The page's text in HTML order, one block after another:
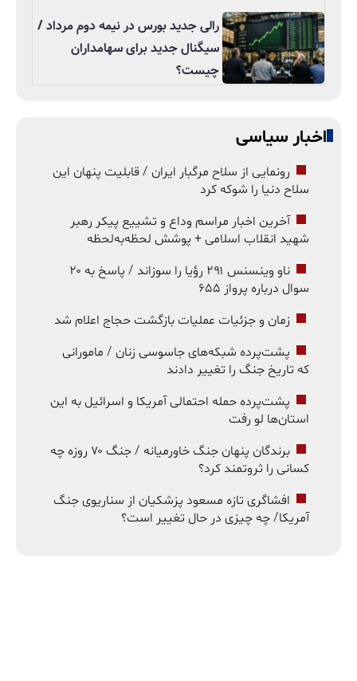
رالی جدید بورس در نیمه دوم مرداد /
سیگنال جدید برای سهامداران
چیست؟
اخبار سیاسی
رونمایی از سلاح مرگبار ایران / قابلیت پنهان این
سلاح دنیا را شوکه کرد
آخرین اخبار مراسم وداع و تشییع پیکر رهبر
شهید انقلاب اسلامی + پوشش لحظه‌به‌لحظه
ناو وینسنس ۲۹۱ رؤیا را سوزاند / پاسخ به ۲۰
سوال درباره پرواز ۶۵۵
زمان و جزئیات عملیات بازگشت حجاج اعلام شد
پشت‌پرده شبکه‌های جاسوسی زنان / مامورانی
که تاریخ جنگ را تغییر دادند
پشت‌پرده حمله احتمالی آمریکا و اسرائیل به این
استان‌ها لو رفت
برندگان پنهان جنگ خاورمیانه / جنگ ۷۰ روزه چه
کسانی را ثروتمند کرد؟
افشاگری تازه مسعود پزشکیان از سناریوی جنگ
آمریکا/ چه چیزی در حال تغییر است؟